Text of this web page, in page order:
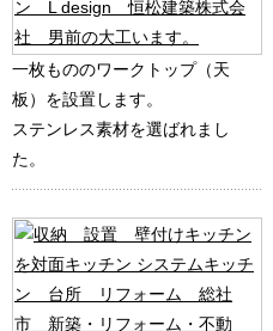
一枚もののワークトップ（天
板）を設置します。
ステンレス素材を選ばれまし
た。